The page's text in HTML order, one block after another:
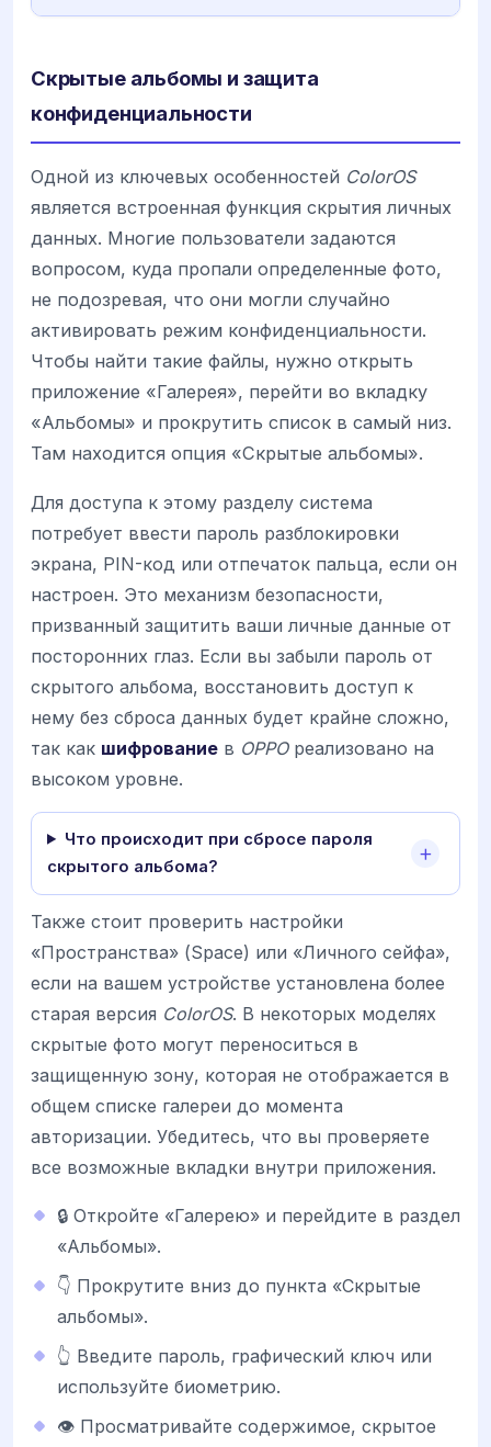
Скрытые альбомы и защита
конфиденциальности
Одной из ключевых особенностей ColorOS
является встроенная функция скрытия личных
данных. Многие пользователи задаются
вопросом, куда пропали определенные фото,
не подозревая, что они могли случайно
активировать режим конфиденциальности.
Чтобы найти такие файлы, нужно открыть
приложение «Галерея», перейти во вкладку
«Альбомы» и прокрутить список в самый низ.
Там находится опция «Скрытые альбомы».
Для доступа к этому разделу система
потребует ввести пароль разблокировки
экрана, PIN-код или отпечаток пальца, если он
настроен. Это механизм безопасности,
призванный защитить ваши личные данные от
посторонних глаз. Если вы забыли пароль от
скрытого альбома, восстановить доступ к
нему без сброса данных будет крайне сложно,
так как шифрование в OPPOреализовано на
высоком уровне.
Что происходит при сбросе пароля
скрытого альбома?
Также стоит проверить настройки
«Пространства» (Space) или «Личного сейфа»,
если на вашем устройстве установлена более
старая версия ColorOS. В некоторых моделях
скрытые фото могут переноситься в
защищенную зону, которая не отображается в
общем списке галереи до момента
авторизации. Убедитесь, что вы проверяете
все возможные вкладки внутри приложения.
🔒 Откройте «Галерею» и перейдите в раздел
«Альбомы».
👇 Прокрутите вниз до пункта «Скрытые
альбомы».
👆 Введите пароль, графический ключ или
используйте биометрию.
👁️ Просматривайте содержимое, скрытое